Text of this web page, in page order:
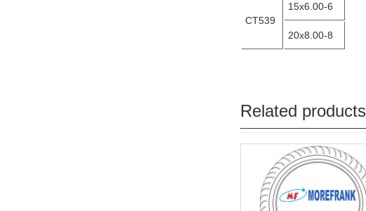
CT539
15x6.00-6
20x8.00-8
Related products